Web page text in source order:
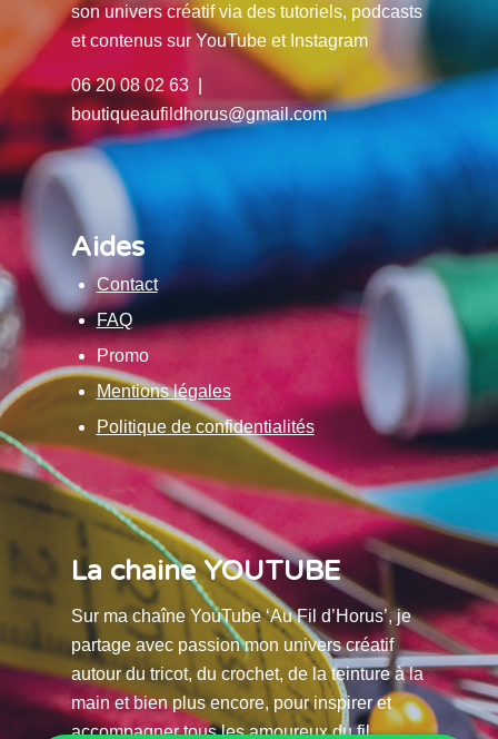
son univers créatif via des tutoriels, podcasts
et contenus sur YouTube et Instagram
06 20 08 02 63 |
boutiqueaufildhorus@gmail.com
Aides
Contact
FAQ
Promo
Mentions légales
Politique de confidentialités
La chaine YOUTUBE
Sur ma chaîne YouTube ‘Au Fil d’Horus’, je
partage avec passion mon univers créatif
autour du tricot, du crochet, de la teinture à la
main et bien plus encore, pour inspirer et
accompagner tous les amoureux du fil.